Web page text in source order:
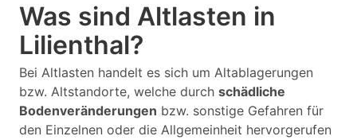
Was sind Altlasten in
Lilienthal?
Bei Altlasten handelt es sich um Altablagerungen
bzw. Altstandorte, welche durch schädliche
Bodenveränderungen bzw. sonstige Gefahren für
den Einzelnen oder die Allgemeinheit hervorgerufen